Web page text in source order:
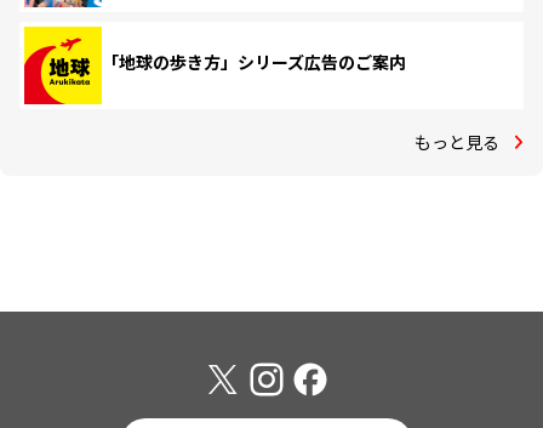
「地球の歩き方」シリーズ広告のご案内
もっと見る